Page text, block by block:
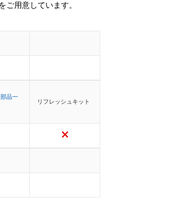
用意しています。
品一
リフレッシュキット